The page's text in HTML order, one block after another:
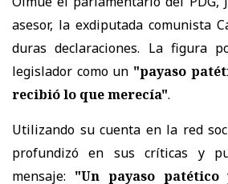
asesor, la exdiputada comunista
duras declaraciones. La figura
legislador como un "payaso
recibió lo que merecía".
Utilizando su cuenta en la red
profundizó en sus críticas y
mensaje: "Un payaso